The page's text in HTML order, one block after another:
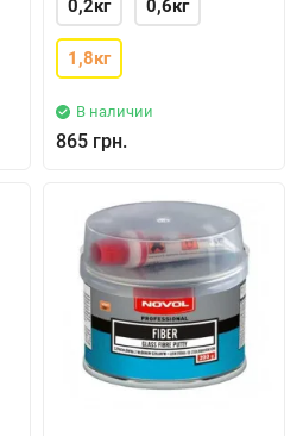
0,2кг 0,6кг
1,8кг
В наличии
865 грн.